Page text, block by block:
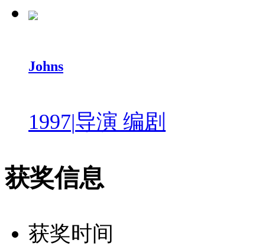
Johns
1997|导演 编剧
获奖信息
获奖时间